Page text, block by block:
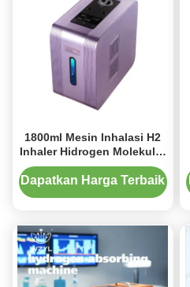
1800ml Mesin Inhalasi H2
Inhaler Hidrogen Molekuler
Bergaya Senyap
Dapatkan Harga Terbaik